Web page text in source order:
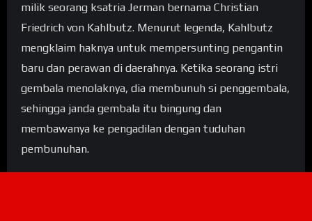
milik seorang ksatria Jerman bernama Christian
Friedrich von Kahlbutz. Menurut legenda, Kahlbutz
mengklaim haknya untuk mempersunting pengantin
baru dan perawan di daerahnya. Ketika seorang istri
gembala menolaknya, dia membunuh si penggembala,
sehingga janda gembala itu bingung dan
membawanya ke pengadilan dengan tuduhan
pembunuhan.